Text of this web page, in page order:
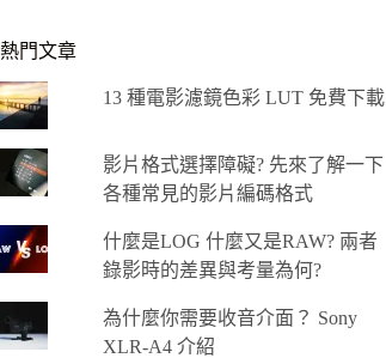
熱門文章
13 種電影濾鏡色彩 LUT 免費下載
影片格式選擇障礙? 先來了解一下
各種常見的影片編碼格式
什麼是LOG 什麼又是RAW? 兩者
錄影時的差異與考量為何?
為什麼你需要收音介面？ Sony
XLR-A4 介紹